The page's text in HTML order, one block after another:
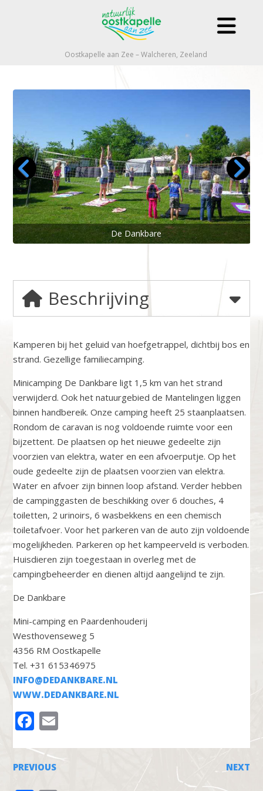
Oostkapelle aan Zee – Walcheren, Zeeland
De Dankbare
Beschrijving
Kamperen bij het geluid van hoefgetrappel, dichtbij bos en
strand. Gezellige familiecamping.
Minicamping De Dankbare ligt 1,5 km van het strand
verwijderd. Ook het natuurgebied de Mantelingen liggen
binnen handbereik. Onze camping heeft 25 staanplaatsen.
Rondom de caravan is nog voldoende ruimte voor een
bijzettent. De plaatsen op het nieuwe gedeelte zijn
voorzien van elektra, water en een afvoerputje. Op het
oude gedeelte zijn de plaatsen voorzien van elektra.
Water en afvoer zijn binnen loop afstand. Verder hebben
de campinggasten de beschikking over 6 douches, 4
toiletten, 2 urinoirs, 6 wasbekkens en een chemisch
toiletafvoer. Voor het parkeren van de auto zijn voldoende
mogelijkheden. Parkeren op het kampeerveld is verboden.
Huisdieren zijn toegestaan in overleg met de
campingbeheerder en dienen altijd aangelijnd te zijn.
De Dankbare
Mini-camping en Paardenhouderij
Westhovenseweg 5
4356 RM Oostkapelle
Tel. +31 615346975
INFO@DEDANKBARE.NL
WWW.DEDANKBARE.NL
FACEBOOK
EMAIL
PREVIOUS NEXT